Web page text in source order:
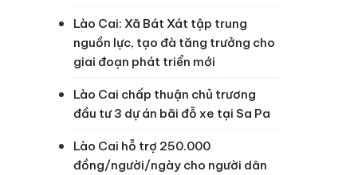
Lào Cai: Xã Bát Xát tập trung
nguồn lực, tạo đà tăng trưởng cho
giai đoạn phát triển mới
Lào Cai chấp thuận chủ trương
đầu tư 3 dự án bãi đỗ xe tại Sa Pa
Lào Cai hỗ trợ 250.000
đồng/người/ngày cho người dân